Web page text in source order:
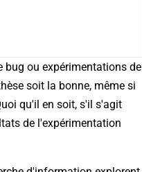
bug ou expérimentations de
soit la bonne, même si
qu'il en soit, s'il s'agit
de l'expérimentation